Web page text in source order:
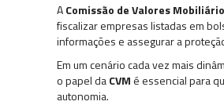
AComissão de Valores
fiscalizar empresas listadas em
informações e assegurar a
Em um cenário cada vez mais
o papel daCVM é essencial para
autonomia.